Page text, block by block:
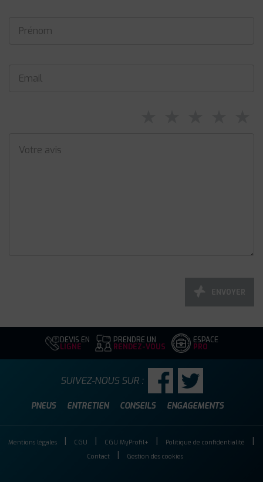
ENVOYER
DEVIS EN
LIGNE
PRENDRE UN
RENDEZ-VOUS
ESPACE
PRO
PNEUS ENTRETIEN CONSEILS ENGAGEMENTS
SUIVEZ-NOUS SUR :
Mentions légales CGU CGU MyProfil+
Politique de confidentialité
Contact
Gestion des cookies